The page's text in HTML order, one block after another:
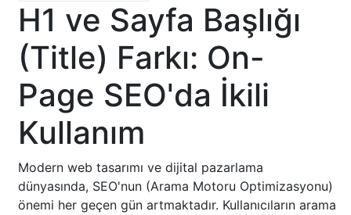
H1 ve Sayfa Başlığı
(Title) Farkı: On-
Page SEO'da İkili
Kullanım
Modern web tasarımı ve dijital pazarlama
dünyasında, SEO'nun (Arama Motoru Optimizasyonu)
önemi her geçen gün artmaktadır. Kullanıcıların arama